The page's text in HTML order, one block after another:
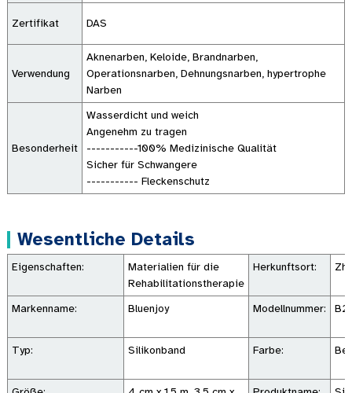
Zertifikat DAS
Verwendung
Aknenarben, Keloide, Brandnarben,
Operationsnarben, Dehnungsnarben, hypertrophe
Narben
Besonderheit
Wasserdicht und weich
Angenehm zu tragen
-----------100% Medizinische Qualität
Sicher für Schwangere
----------- Fleckenschutz
Wesentliche Details
Eigenschaften:
Materialien für die
Rehabilitationstherapie
Herkunftsort:
Markenname: Bluenjoy Modellnummer:
Typ: Silikonband Farbe: